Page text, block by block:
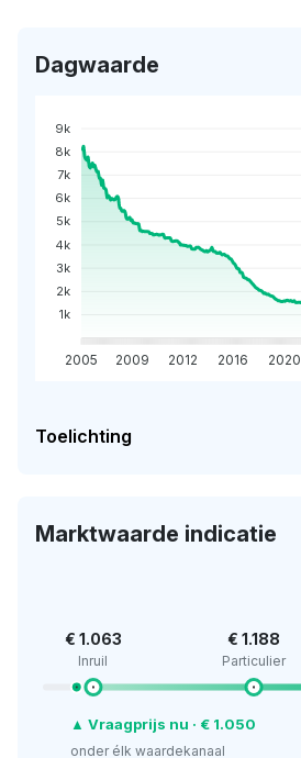
Dagwaarde
9k
8k
7k
6k
5k
4k
3k
2k
1k
2005 2009 2012 2016 2020
Toelichting
Marktwaarde indicatie
€ 1.063
Inruil
€ 1.188
Particulier
▲ Vraagprijs nu · € 1.050
onder élk waardekanaal